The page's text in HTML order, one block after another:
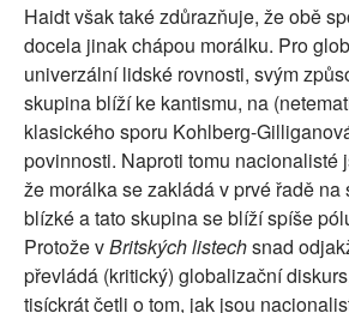
Haidt však také zdůrazňuje, že obě
docela jinak chápou morálku. Pro
univerzální lidské rovnosti, svým
skupina blíží ke kantismu, na
klasického sporu Kohlberg-
povinnosti. Naproti tomu nacionalisté
že morálka se zakládá v prvé řadě na
blízké a tato skupina se blíží spíše
Protože vBritských listechsnad
převládá (kritický) globalizační
tisíckrát četli o tom, jak jsou